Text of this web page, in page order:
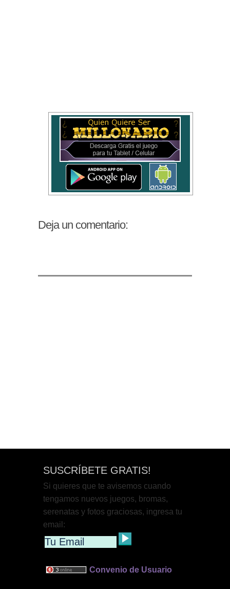
Deja un comentario:
SUSCRÍBETE GRATIS!
Si quieres que te avisemos cuando
tengamos nuevos juegos, bromas,
serenatas y fotos graciosas, ingresa tu
email:
Convenio de Usuario